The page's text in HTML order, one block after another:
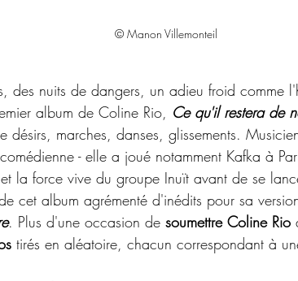
© Manon Villemonteil
des nuits de dangers, un adieu froid comme
album de Coline Rio, Ce qu'il restera de
désirs, marches, danses, glissements.
- elle a joué notamment Kafka à
la force vive du groupe Inuït avant de se
cet album agrémenté d'inédits pour sa
. Plus d'une occasion de soumettre Coline Rio
tirés en aléatoire, chacun correspondant à